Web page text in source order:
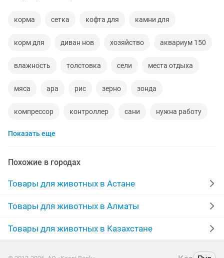
корма сетка кофта для камни для
корм для диван нов хозяйство аквариум 150
влажность толстовка сели места отдыха
мяса ара рис зерно зонда
компрессор контроллер сани нужна работу
зерновые
левом берегу шок all набор сумка
комнаты в нужны консультанты
электродвигатель мытье яндекс еда
Показать еще
Похожие в городах
Товары для животных в Астане
Товары для животных в Алматы
Товары для животных в Казахстане